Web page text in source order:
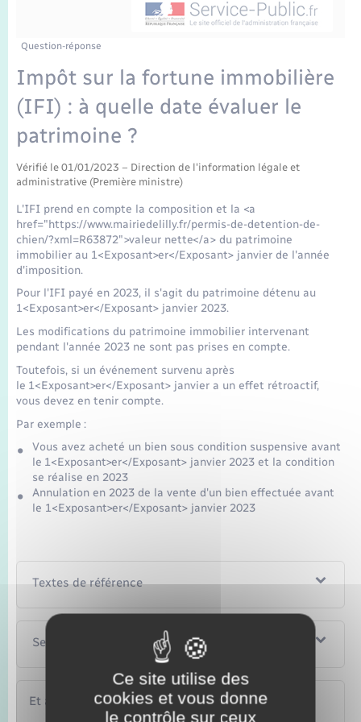
Mariage – PACS
Parrainage civil
Recensement
Question-réponse
Impôt sur la fortune immobilière
(IFI) : à quelle date évaluer le
patrimoine ?
Vérifié le 01/01/2023 – Direction de l'information légale et
administrative (Première ministre)
L'IFI prend en compte la composition et la <a
href="https://www.mairiedelilly.fr/permis-de-detention-de-
chien/?xml=R63872">valeur nette</a> du patrimoine
immobilier au 1<Exposant>er</Exposant> janvier de l'année
d'imposition.
Pour l'IFI payé en 2023, il s'agit du patrimoine détenu au
1<Exposant>er</Exposant> janvier 2023.
Les modifications du patrimoine immobilier intervenant
pendant l'année 2023 ne sont pas prises en compte.
Toutefois, si un événement survenu après
le 1<Exposant>er</Exposant> janvier a un effet rétroactif,
vous devez en tenir compte.
Par exemple :
Vous avez acheté un bien sous condition suspensive avant
le 1<Exposant>er</Exposant> janvier 2023 et la condition
se réalise en 2023
Annulation en 2023 de la vente d'un bien effectuée avant
le 1<Exposant>er</Exposant> janvier 2023
Textes de référence
Services en ligne et formulaires
Et aussi
Ce site utilise des
cookies et vous donne
le contrôle sur ceux